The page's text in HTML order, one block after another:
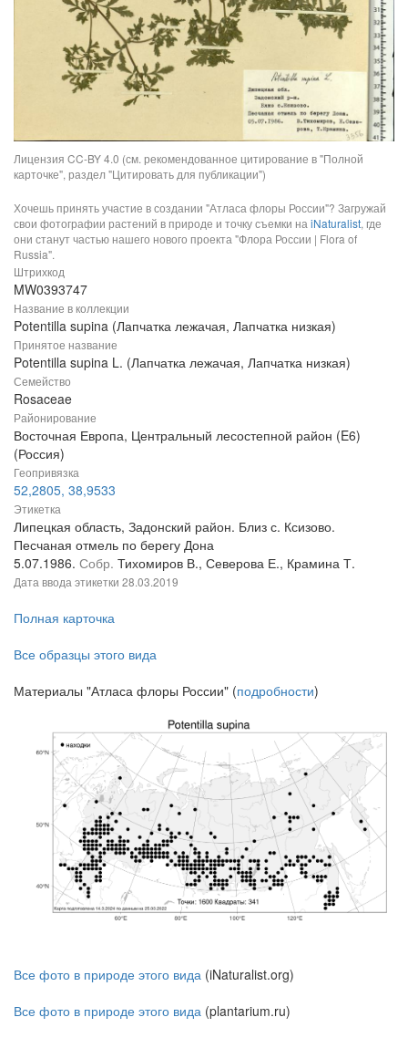
Лицензия CC-BY 4.0 (см. рекомендованное цитирование в "Полной
карточке", раздел "Цитировать для публикации")
Хочешь принять участие в создании "Атласа флоры России"? Загружай
свои фотографии растений в природе и точку съемки на iNaturalist, где
они станут частью нашего нового проекта "Флора России | Flora of
Russia".
Штрихкод
MW0393747
Название в коллекции
Potentilla supina (Лапчатка лежачая, Лапчатка низкая)
Принятое название
Potentilla supina L. (Лапчатка лежачая, Лапчатка низкая)
Семейство
Rosaceae
Районирование
Восточная Европа, Центральный лесостепной район (E6)
(Россия)
Геопривязка
52,2805, 38,9533
Этикетка
Липецкая область, Задонский район. Близ с. Ксизово.
Песчаная отмель по берегу Дона
5.07.1986. Собр. Тихомиров В., Северова Е., Крамина Т.
Дата ввода этикетки 28.03.2019
Полная карточка
Все образцы этого вида
Материалы "Атласа флоры России" (подробности)
Все фото в природе этого вида (iNaturalist.org)
Все фото в природе этого вида (plantarium.ru)